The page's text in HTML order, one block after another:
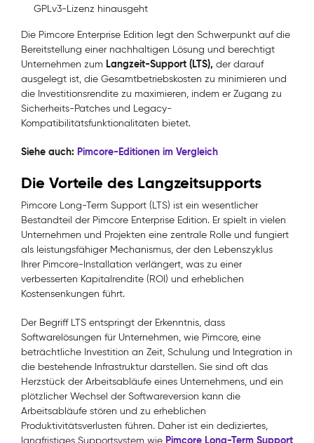
GPLv3-Lizenz hinausgeht
Die Pimcore Enterprise Edition legt den Schwerpunkt auf die
Bereitstellung einer nachhaltigen Lösung und berechtigt
Unternehmen zum Langzeit-Support (LTS), der darauf
ausgelegt ist, die Gesamtbetriebskosten zu minimieren und
die Investitionsrendite zu maximieren, indem er Zugang zu
Sicherheits-Patches und Legacy-
Kompatibilitätsfunktionalitäten bietet.
Siehe auch: Pimcore-Editionen im Vergleich
Die Vorteile des Langzeitsupports
Pimcore Long-Term Support (LTS) ist ein wesentlicher
Bestandteil der Pimcore Enterprise Edition. Er spielt in vielen
Unternehmen und Projekten eine zentrale Rolle und fungiert
als leistungsfähiger Mechanismus, der den Lebenszyklus
Ihrer Pimcore-Installation verlängert, was zu einer
verbesserten Kapitalrendite (ROI) und erheblichen
Kostensenkungen führt.
Der Begriff LTS entspringt der Erkenntnis, dass
Softwarelösungen für Unternehmen, wie Pimcore, eine
beträchtliche Investition an Zeit, Schulung und Integration in
die bestehende Infrastruktur darstellen. Sie sind oft das
Herzstück der Arbeitsabläufe eines Unternehmens, und ein
plötzlicher Wechsel der Softwareversion kann die
Arbeitsabläufe stören und zu erheblichen
Produktivitätsverlusten führen. Daher ist ein dediziertes,
langfristiges Supportsystem wie Pimcore Long-Term Support